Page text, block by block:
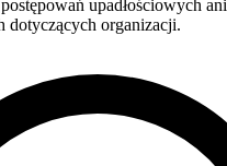
upadłościowych ani
dotyczących organizacji.